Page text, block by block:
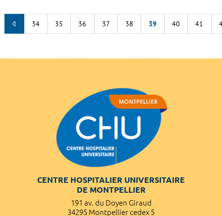
34 35 36 37 38 39 40 41
CENTRE HOSPITALIER UNIVERSITAIRE
DE MONTPELLIER
191 av. du Doyen Giraud
34295 Montpellier cedex 5